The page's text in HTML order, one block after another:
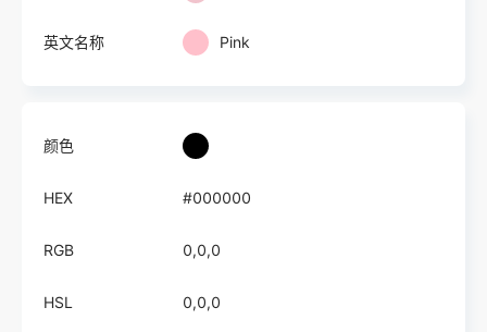
英文名称 Pink
颜色
HEX #000000
RGB 0,0,0
HSL 0,0,0